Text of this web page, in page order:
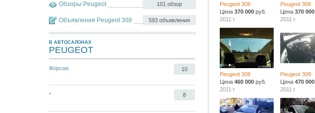
101 обзор
Обзоры Peugeot
593 объявления
Объявления Peugeot 308
В АВТОСАЛОНАХ
PEUGEOT
Форсаж 10
* 8
Peugeot 308
Цена370 000 руб.
2011 г.
Peugeot 308
Цена370 000
2011 г.
Peugeot 308
Цена460 000 руб.
2011 г.
Peugeot 308
Цена470 000
2011 г.